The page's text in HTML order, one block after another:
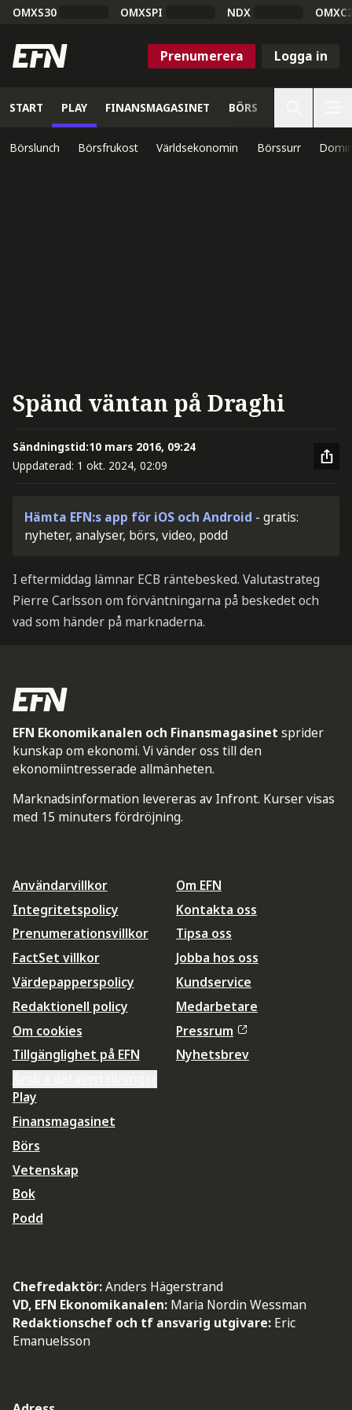
OMXS30 OMXSPI NDX
Prenumerera Logga in
START PLAY FINANSMAGASINET BÖRS
Börslunch Börsfrukost Världsekonomin Börssurr
Spänd väntan på Draghi
Sändningstid:10 mars 2016, 09:24
Uppdaterad: 1 okt. 2024, 02:09
Hämta EFN:s app för iOS och Android - gratis:
nyheter, analyser, börs, video, podd
I eftermiddag lämnar ECB räntebesked. Valutastrateg
Pierre Carlsson om förväntningarna på beskedet och
vad som händer på marknaderna.
EFN Ekonomikanalen och Finansmagasinet sprider
kunskap om ekonomi. Vi vänder oss till den
ekonomiintresserade allmänheten.
Marknadsinformation levereras av Infront. Kurser visas
med 15 minuters fördröjning.
Användarvillkor
Integritetspolicy
Prenumerationsvillkor
FactSet villkor
Värdepapperspolicy
Redaktionell policy
Om cookies
Tillgänglighet på EFN
Om EFN
Kontakta oss
Tipsa oss
Jobba hos oss
Kundservice
Medarbetare
Pressrum
Nyhetsbrev
Play
Finansmagasinet
Börs
Vetenskap
Bok
Podd
Chefredaktör:Anders Hägerstrand
VD, EFN Ekonomikanalen: Maria Nordin Wessman
Redaktionschef och tf ansvarig utgivare: Eric
Emanuelsson